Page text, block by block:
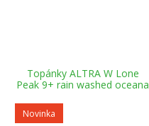
Topánky ALTRA W Lone
Peak 9+ rain washed oceana
Novinka